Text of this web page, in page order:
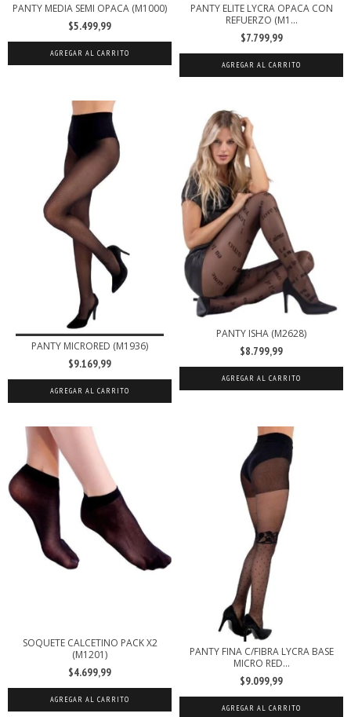
PANTY MEDIA SEMI OPACA (M1000)
$5.499,99
AGREGAR AL CARRITO
PANTY ELITE LYCRA OPACA CON
REFUERZO (M1...
$7.799,99
AGREGAR AL CARRITO
PANTY MICRORED (M1936)
$9.169,99
AGREGAR AL CARRITO
PANTY ISHA (M2628)
$8.799,99
AGREGAR AL CARRITO
SOQUETE CALCETINO PACK X2
(M1201)
$4.699,99
AGREGAR AL CARRITO
PANTY FINA C/FIBRA LYCRA BASE
MICRO RED...
$9.099,99
AGREGAR AL CARRITO